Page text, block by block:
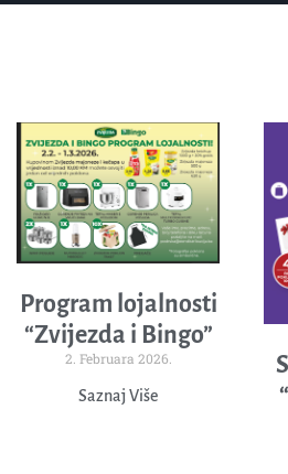
Program lojalnosti
“Zvijezda i Bingo”
2. Februara 2026.
Saznaj Više